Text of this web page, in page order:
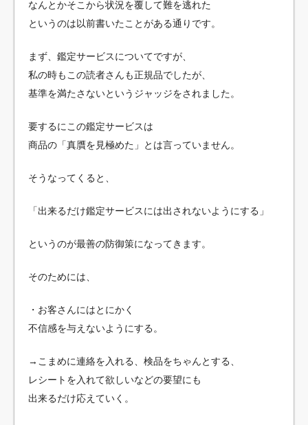
なんとかそこから状況を覆して難を逃れた
というのは以前書いたことがある通りです。
まず、鑑定サービスについてですが、
私の時もこの読者さんも正規品でしたが、
基準を満たさないというジャッジをされました。
要するにこの鑑定サービスは
商品の「真贋を見極めた」とは言っていません。
そうなってくると、
「出来るだけ鑑定サービスには出されないようにする」
というのが最善の防御策になってきます。
そのためには、
・お客さんにはとにかく
不信感を与えないようにする。
→こまめに連絡を入れる、検品をちゃんとする、
レシートを入れて欲しいなどの要望にも
出来るだけ応えていく。